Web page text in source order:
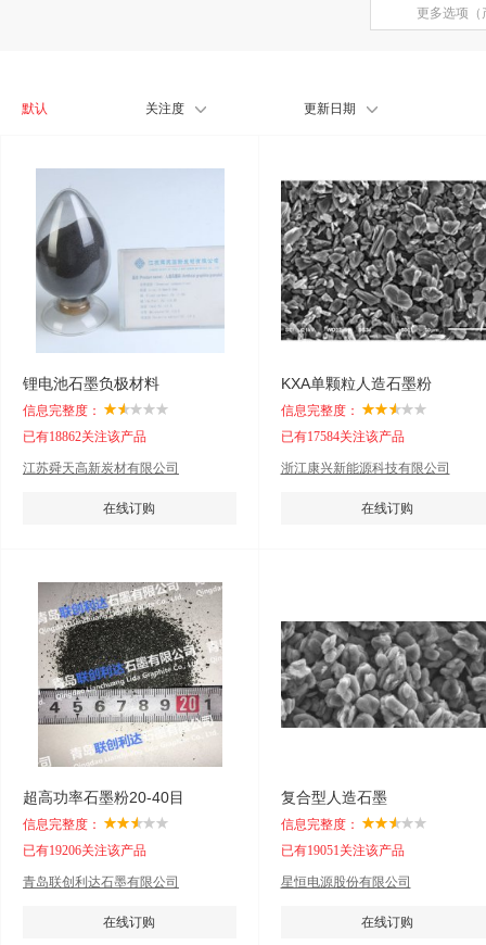
更多选项
默认 关注度 更新日期
锂电池石墨负极材料
信息完整度：
已有18862关注该产品
江苏舜天高新炭材有限公司
在线订购
KXA单颗粒人造石墨粉
信息完整度：
已有17584关注该产品
浙江康兴新能源科技有限公司
在线订购
超高功率石墨粉20-40目
信息完整度：
已有19206关注该产品
青岛联创利达石墨有限公司
在线订购
复合型人造石墨
信息完整度：
已有19051关注该产品
星恒电源股份有限公司
在线订购